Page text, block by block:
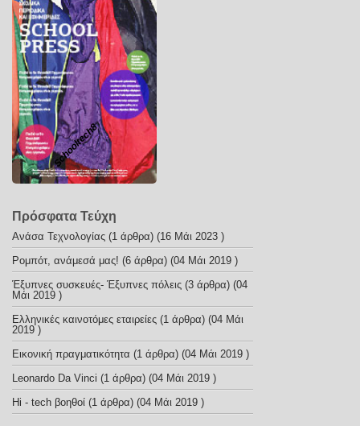
Schooltech8
Πρόσφατα Τεύχη
Ανάσα Τεχνολογίας (1 άρθρα) (16 Μάι 2023 )
Ρομπότ, ανάμεσά μας! (6 άρθρα) (04 Μάι 2019 )
Έξυπνες συσκευές- Έξυπνες πόλεις (3 άρθρα) (04
Μάι 2019 )
Ελληνικές καινοτόμες εταιρείες (1 άρθρα) (04 Μάι
2019 )
Εικονική πραγματικότητα (1 άρθρα) (04 Μάι 2019 )
Leonardo Da Vinci (1 άρθρα) (04 Μάι 2019 )
Hi - tech βοηθοί (1 άρθρα) (04 Μάι 2019 )